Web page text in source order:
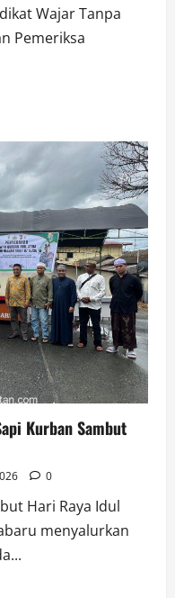
Wajar Tanpa
Pemeriksa
Kurban Sambut
0
Hari Raya Idul
menyalurkan